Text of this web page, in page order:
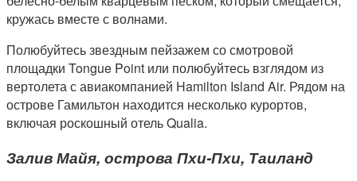
кружась вместе с волнами.
Полюбуйтесь звездным пейзажем со смотровой
площадки Tongue Point или полюбуйтесь взглядом из
вертолета с авиакомпанией Hamilton Island Air. Рядом на
острове Гамильтон находится несколько курортов,
включая роскошный отель Qualia.
Залив Майя, острова Пхи-Пхи, Таиланд